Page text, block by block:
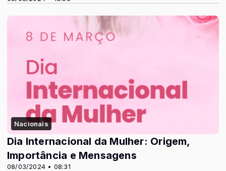
Nacionais
08/03/2024 • 08:31
Dia Internacional da Mulher: Origem,
Importância e Mensagens